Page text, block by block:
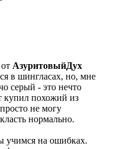
АзуритовыйДух
в шингласах, но, мне
серый - это нечто
купил похожий из
не могу
нормально.
учимся на ошибках.